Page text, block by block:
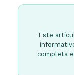
Este
completa